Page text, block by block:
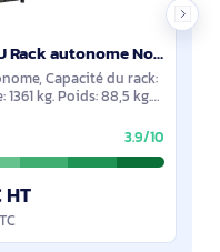
Tripp Lite SR25UB étagère 25U Rack autonome Noir
Capacité du rack:
kg. Poids: 88,5 kg.
3.9/10